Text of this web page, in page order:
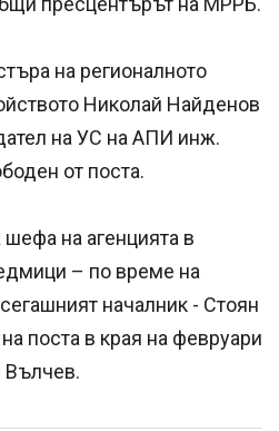
на регионалното
Николай Найденов
на УС на АПИ инж.
от поста.
на агенцията в
– по време на
началник - Стоян
поста в края на февруари
Вълчев.